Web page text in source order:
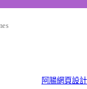
阿腸網頁設計